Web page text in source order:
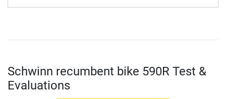
Schwinn recumbent bike 590R Test &
Evaluations